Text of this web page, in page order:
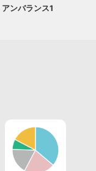
アンバランス1